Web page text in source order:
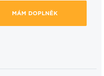
MÁM DOPLNĚK